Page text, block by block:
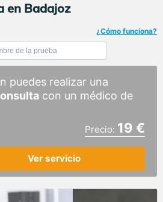
en Badajoz
¿Cómo funciona?
puedes realizar una
con un médico de
Precio: 19 €
Ver servicio